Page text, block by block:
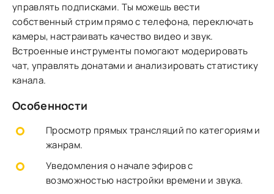
управлять подписками. Ты можешь вести
собственный стрим прямо с телефона, переключать
камеры, настраивать качество видео и звук.
Встроенные инструменты помогают модерировать
чат, управлять донатами и анализировать статистику
канала.
Особенности
Просмотр прямых трансляций по категориям и
жанрам.
Уведомления о начале эфиров с
возможностью настройки времени и звука.